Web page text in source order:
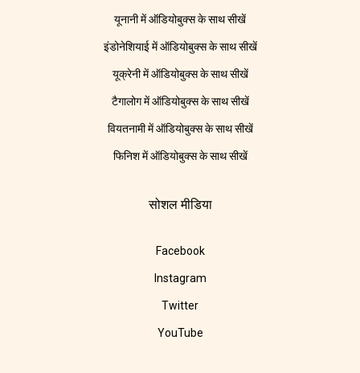
यूनानी में ऑडियोबुक्स के साथ सीखें
इंडोनेशियाई में ऑडियोबुक्स के साथ सीखें
यूक्रेनी में ऑडियोबुक्स के साथ सीखें
टैगालोग में ऑडियोबुक्स के साथ सीखें
वियतनामी में ऑडियोबुक्स के साथ सीखें
फिनिश में ऑडियोबुक्स के साथ सीखें
सोशल मीडिया
Facebook
Instagram
Twitter
YouTube